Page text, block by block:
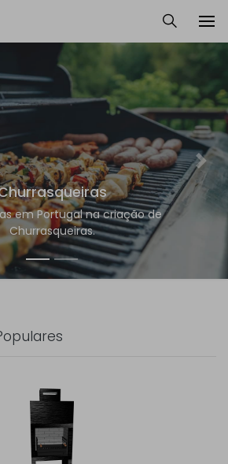
em Portugal na criação de
Churrasqueiras.
Next